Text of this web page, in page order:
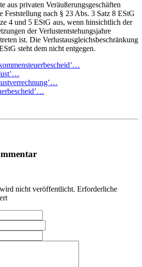
aus privaten Veräußerungsgeschäften
Feststellung nach § 23 Abs. 3 Satz 8 EStG
4 und 5 EStG aus, wenn hinsichtlich der
der Verlustentstehungsjahre
ist. Die Verlustausgleichsbeschränkung
steht dem nicht entgegen.
nicht veröffentlicht. Erforderliche